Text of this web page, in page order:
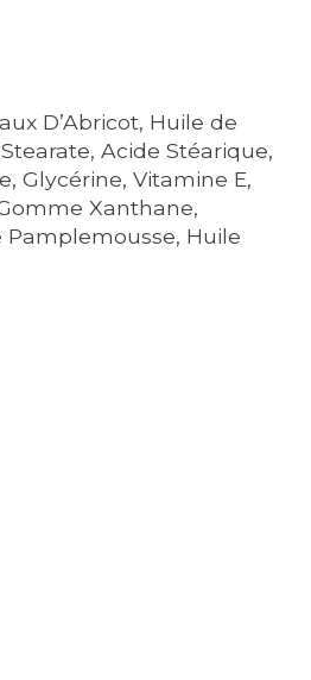
D’Abricot, Huile de
Acide Stéarique,
Glycérine, Vitamine E,
Xanthane,
Pamplemousse, Huile